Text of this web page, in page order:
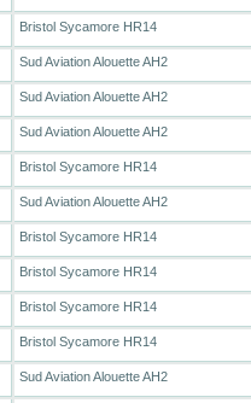
Bristol Sycamore HR14
Sud Aviation Alouette AH2
Sud Aviation Alouette AH2
Sud Aviation Alouette AH2
Bristol Sycamore HR14
Sud Aviation Alouette AH2
Bristol Sycamore HR14
Bristol Sycamore HR14
Bristol Sycamore HR14
Bristol Sycamore HR14
Sud Aviation Alouette AH2